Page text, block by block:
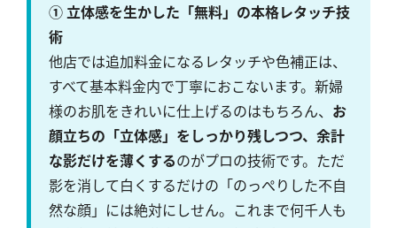
① 立体感を生かした「無料」の本格レタッチ技
術
他店では追加料金になるレタッチや色補正は、
すべて基本料金内で丁寧におこないます。新婦
様のお肌をきれいに仕上げるのはもちろん、 お
顔立ちの「立体感」をしっかり残しつつ、余計
な影だけを薄くするのがプロの技術です。ただ
影を消して白くするだけの「のっぺりした不自
然な顔」には絶対にしせん。これまで何千人も